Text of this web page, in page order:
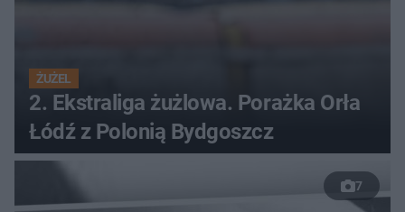
ŻUŻEL
2. Ekstraliga żużlowa. Porażka Orła
Łódź z Polonią Bydgoszcz
7